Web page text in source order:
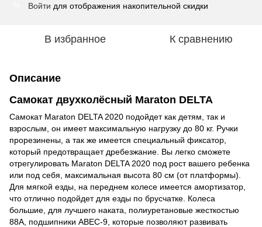
Войти для отображения накопительной скидки
В избранное К сравнению
Описание
Самокат двухколёсный Maraton DELTA
Самокат Maraton DELTA 2020 подойдет как детям, так и
взрослым, он имеет максимальную нагрузку до 80 кг. Ручки
прорезинены, а так же имеется специальный фиксатор,
который предотвращает дребезжание. Вы легко сможете
отрегулировать Maraton DELTA 2020 под рост вашего ребенка
или под себя, максимальная высота 80 см (от платформы).
Для мягкой езды, на переднем колесе имеется амортизатор,
что отлично подойдет для езды по брусчатке. Колеса
большие, для лучшего наката, полиуретановые жесткостью
88А, подшипники ABEC-9, которые позволяют развивать